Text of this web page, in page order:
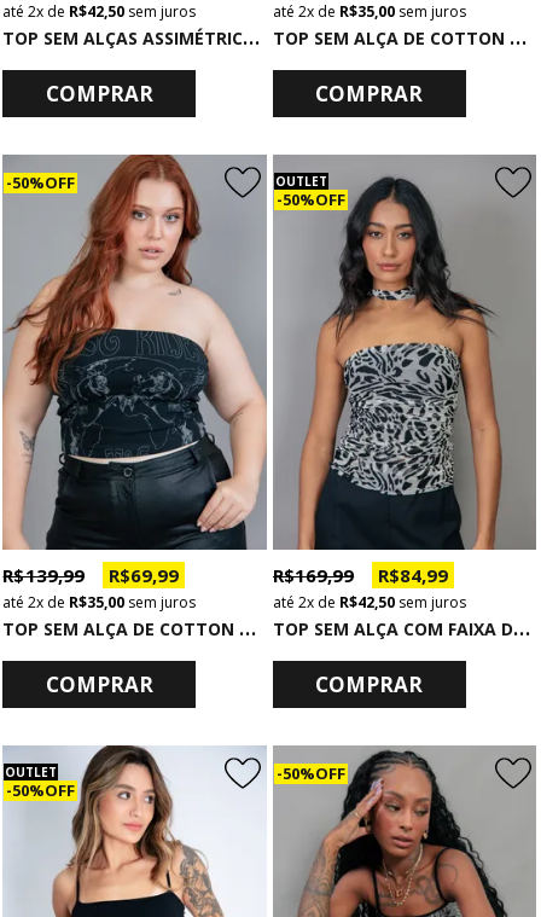
T
OP SEM ALÇAS ASSIMÉTRICO COM ABERTURA PRETO
2x de R$ 42,50 sem juros
COMPRAR
T
OP SEM ALÇA DE COTTON PRETO SOUL MATE
2xde R$ 35,00sem juros
COMPRAR
50% OFF
T
OP SEM ALÇA DE COTTON PRETO LOST RIDER
R$ 139,99 R$ 69,99
2x de R$ 35,00 sem juros
COMPRAR
OUTLET
50% OFF
T
OP SEM ALÇA COM FAIXA DE TULE ANIMAL PRINT PRETO E BRANCO
R$ 169,99 R$ 84,99
2xde R$ 42,50sem juros
COMPRAR
OUTLET
50% OFF
50% OFF